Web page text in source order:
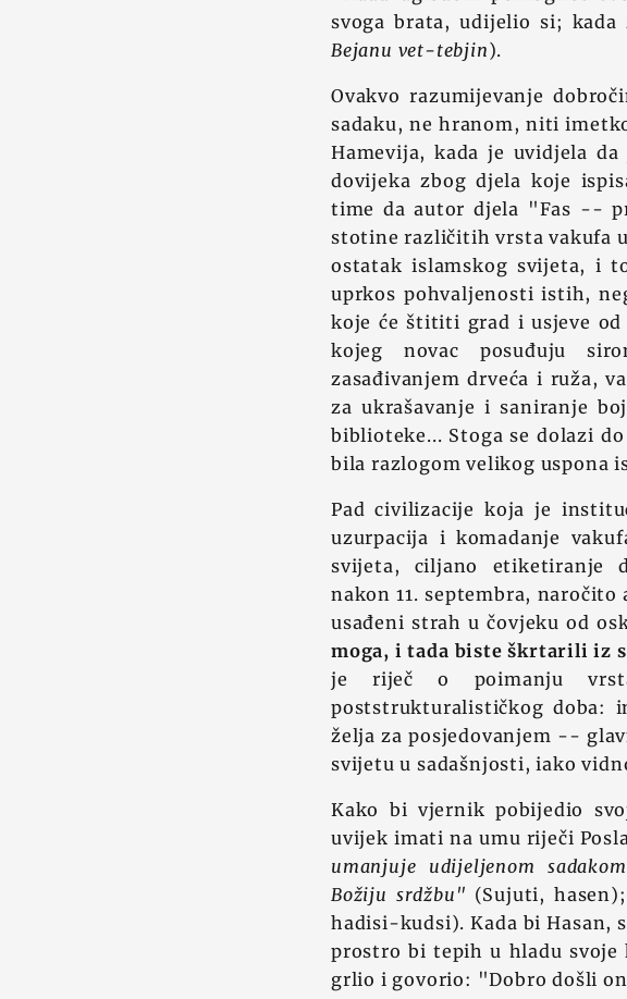
svoga brata, udijelio si;
Bejanu vet-tebjin).
Ovakvo razumijevanje
sadaku, ne hranom, niti
Hamevija, kada je uvidjela
dovijeka zbog djela koje
time da autor djela "Fas --
stotine različitih vrsta vakufa
ostatak islamskog svijeta, i
uprkos pohvaljenosti istih,
koje će štititi grad i usjeve
kojeg novac posuđuju
zasađivanjem drveća i ruža,
za ukrašavanje i saniranje
biblioteke... Stoga se dolazi
bila razlogom velikog uspona
Pad civilizacije koja je
uzurpacija i komadanje
svijeta, ciljano etiketiranje
nakon 11. septembra,
usađeni strah u čovjeku od
moga, i tada biste škrtarili iz
je riječ o poimanju vrsta
poststrukturalističkog doba:
želja za posjedovanjem --
svijetu u sadašnjosti, iako
Kako bi vjernik pobijedio
uvijek imati na umu riječi
umanjuje udijeljenom
Božiju srdžbu" (Sujuti, hasen);
hadisi-kudsi). Kada bi Hasan,
prostro bi tepih u hladu
grlio i govorio: "Dobro došli